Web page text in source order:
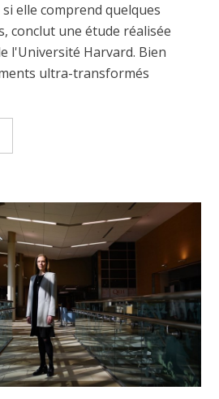
elle comprend quelques
conclut une étude réalisée
l'Université Harvard. Bien
ultra-transformés